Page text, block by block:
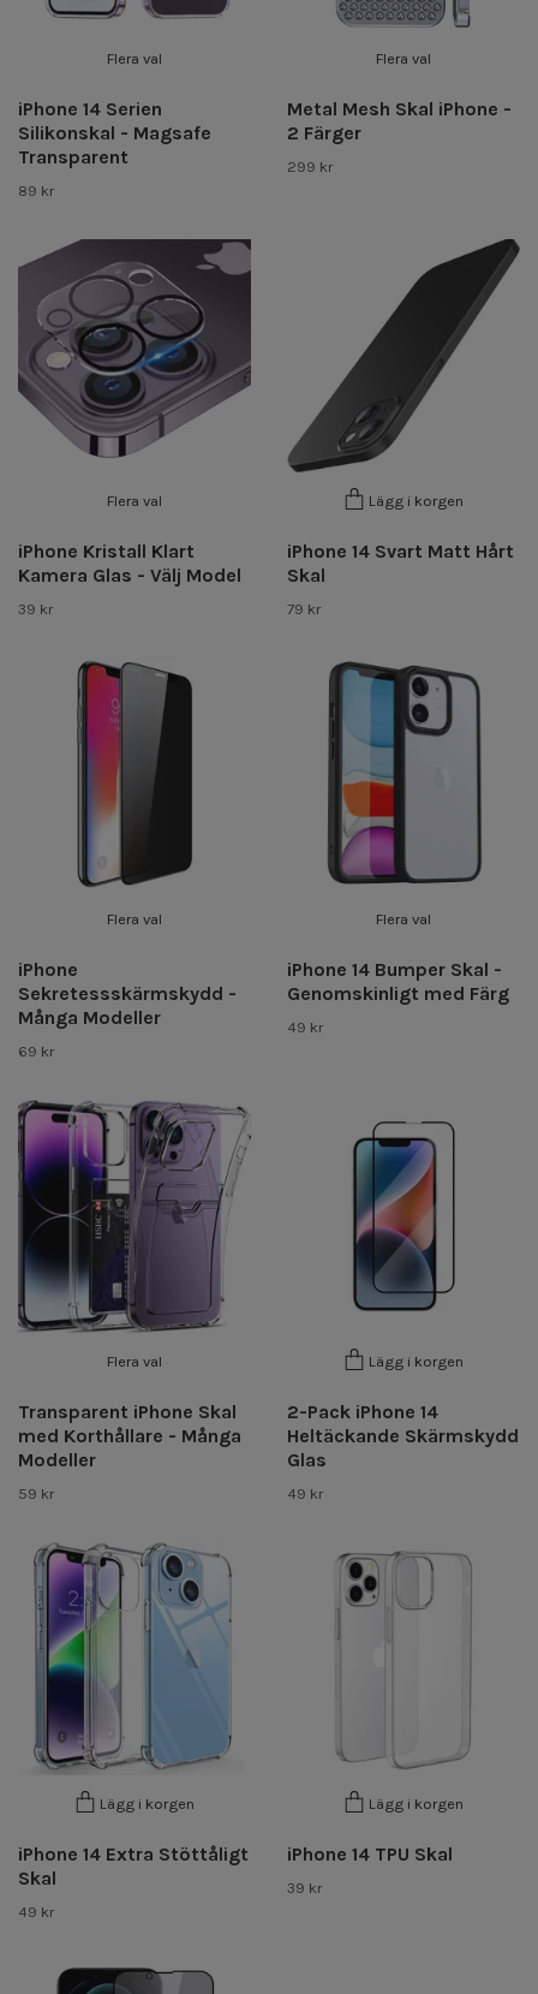
Flera val
iPhone 14 Serien
Silikonskal - Magsafe
Transparent
89 kr
Flera val
Metal Mesh Skal iPhone -
2 Färger
299 kr
Flera val
iPhone Kristall Klart
Kamera Glas - Välj Model
39 kr
Lägg i korgen
iPhone 14 Svart Matt Hårt
Skal
79 kr
Flera val
iPhone
Sekretessskärmskydd -
Många Modeller
69 kr
Flera val
iPhone 14 Bumper Skal -
Genomskinligt med Färg
49 kr
Flera val
Transparent iPhone Skal
med Korthållare - Många
Modeller
59 kr
Lägg i korgen
2-Pack iPhone 14
Heltäckande Skärmskydd
Glas
49 kr
Lägg i korgen
iPhone 14 Extra Stöttåligt
Skal
49 kr
Lägg i korgen
iPhone 14 TPU Skal
39 kr